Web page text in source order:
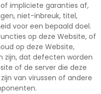
of impliciete garanties af,
niet-inbreuk, titel,
voor een bepaald doel.
op deze Website, of
op deze Website,
zijn, dat defecten worden
of de server die deze
van virussen of andere